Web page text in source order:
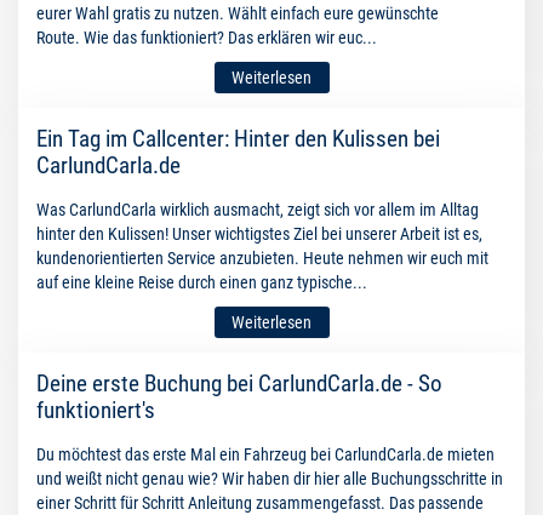
eurer Wahl gratis zu nutzen. Wählt einfach eure gewünschte
Route. Wie das funktioniert? Das erklären wir euc...
Weiterlesen
Ein Tag im Callcenter: Hinter den Kulissen bei
CarlundCarla.de
Was CarlundCarla wirklich ausmacht, zeigt sich vor allem im Alltag
hinter den Kulissen! Unser wichtigstes Ziel bei unserer Arbeit ist es,
kundenorientierten Service anzubieten. Heute nehmen wir euch mit
auf eine kleine Reise durch einen ganz typische...
Weiterlesen
Deine erste Buchung bei CarlundCarla.de - So
funktioniert's
Du möchtest das erste Mal ein Fahrzeug bei CarlundCarla.de mieten
und weißt nicht genau wie? Wir haben dir hier alle Buchungsschritte in
einer Schritt für Schritt Anleitung zusammengefasst. Das passende